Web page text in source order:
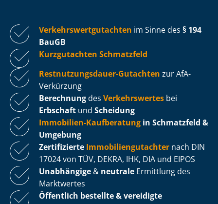
Ver­kehrs­wert­gut­ach­ten im Sinne des § 194
BauGB
Kurzgutachten Schmatzfeld
Rest­nut­zungs­dau­er-Gutachten zur AfA-
Verkürzung
Berechnung des Verkehrswertes bei
Erbschaft und Scheidung
Immobilien-Kaufberatung in Schmatzfeld &
Umgebung
Zertifizierte Im­mo­bi­li­en­gut­ach­ter nach DIN
17024 von TÜV, DEKRA, IHK, DIA und EIPOS
Unabhängige & neutrale Ermittlung des
Marktwertes
Öffentlich bestellte & vereidigte